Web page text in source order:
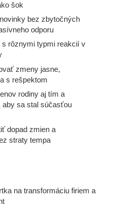
šok
bez zbytočných
odporu
rôznymi typmi reakcií v
zmeny jasne,
s rešpektom
rodiny aj tím a
aby sa stal súčasťou
dopad zmien a
straty tempa
na transformáciu firiem a